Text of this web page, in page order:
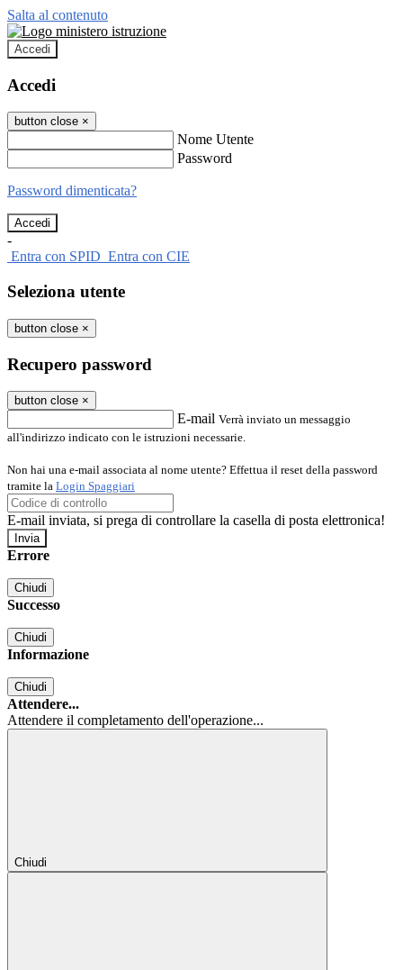
Salta al contenuto
Accedi
Accedi
button close ×
Nome Utente
Password
Password dimenticata?
-
Entra con SPID Entra con CIE
Seleziona utente
button close ×
Recupero password
button close ×
E-mail Verrà inviato un messaggio
all'indirizzo indicato con le istruzioni necessarie.
Non hai una e-mail associata al nome utente? Effettua il reset della password
tramite la Login Spaggiari
E-mail inviata, si prega di controllare la casella di posta elettronica!
Errore
Chiudi
Successo
Chiudi
Informazione
Chiudi
Attendere...
Attendere il completamento dell'operazione...
Chiudi